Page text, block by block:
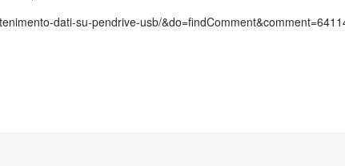
dati-su-pendrive-usb/